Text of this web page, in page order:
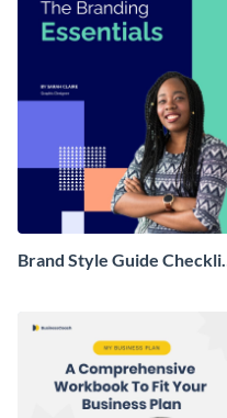
Brand Style Guide Checklist